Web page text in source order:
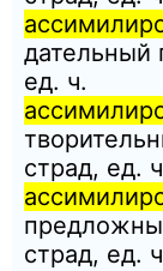
дательный
ед. ч.
страд, ед.
страд, ед.